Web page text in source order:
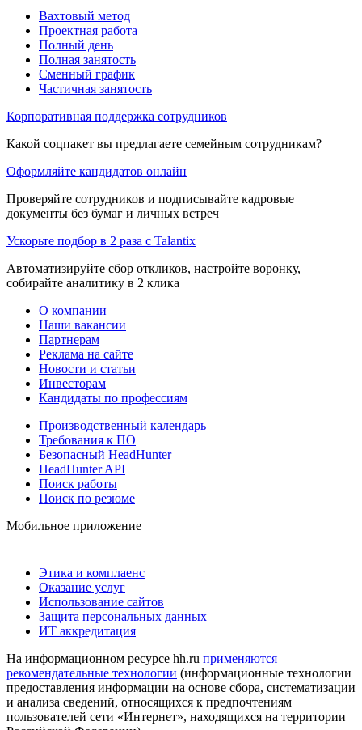
Вахтовый метод
Проектная работа
Полный день
Полная занятость
Сменный график
Частичная занятость
Корпоративная поддержка сотрудников
Какой соцпакет вы предлагаете семейным сотрудникам?
Оформляйте кандидатов онлайн
Проверяйте сотрудников и подписывайте кадровые
документы без бумаг и личных встреч
Ускорьте подбор в 2 раза с Talantix
Автоматизируйте сбор откликов, настройте воронку,
собирайте аналитику в 2 клика
О компании
Наши вакансии
Партнерам
Реклама на сайте
Новости и статьи
Инвесторам
Кандидаты по профессиям
Производственный календарь
Требования к ПО
Безопасный HeadHunter
HeadHunter API
Поиск работы
Поиск по резюме
Мобильное приложение
Этика и комплаенс
Оказание услуг
Использование сайтов
Защита персональных данных
ИТ аккредитация
На информационном ресурсе hh.ru применяются
рекомендательные технологии (информационные технологии
предоставления информации на основе сбора, систематизации
и анализа сведений, относящихся к предпочтениям
пользователей сети «Интернет», находящихся на территории